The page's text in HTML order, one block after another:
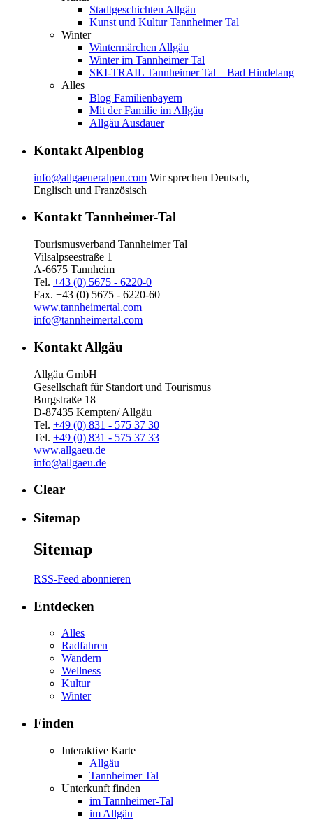
Stadtgeschichten Allgäu
Kunst und Kultur Tannheimer Tal
Winter
Wintermärchen Allgäu
Winter im Tannheimer Tal
SKI-TRAIL Tannheimer Tal – Bad Hindelang
Alles
Blog Familienbayern
Mit der Familie im Allgäu
Allgäu Ausdauer
Kontakt Alpenblog
info@allgaeueralpen.com Wir sprechen Deutsch,
Englisch und Französisch
Kontakt Tannheimer-Tal
Tourismusverband Tannheimer Tal
Vilsalpseestraße 1
A-6675 Tannheim
Tel. +43 (0) 5675 - 6220-0
Fax. +43 (0) 5675 - 6220-60
www.tannheimertal.com
info@tannheimertal.com
Kontakt Allgäu
Allgäu GmbH
Gesellschaft für Standort und Tourismus
Burgstraße 18
D-87435 Kempten/ Allgäu
Tel. +49 (0) 831 - 575 37 30
Tel. +49 (0) 831 - 575 37 33
www.allgaeu.de
info@allgaeu.de
Clear
Sitemap
Sitemap
RSS-Feed abonnieren
Entdecken
Alles
Radfahren
Wandern
Wellness
Kultur
Winter
Finden
Interaktive Karte
Allgäu
Tannheimer Tal
Unterkunft finden
im Tannheimer-Tal
im Allgäu